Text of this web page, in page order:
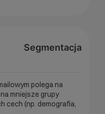
Segmentacja
polega na
mniejsze grupy
cech (np. demografia,